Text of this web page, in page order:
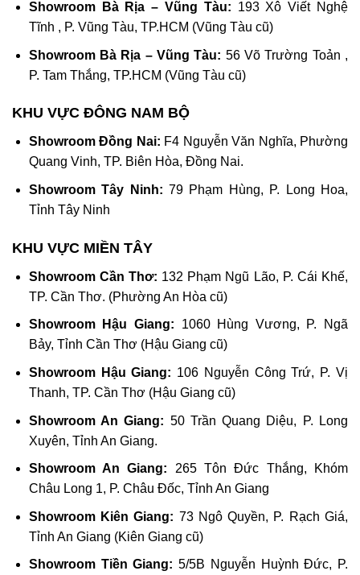
Showroom Bà Rịa – Vũng Tàu: 193 Xô Viết Nghệ
Tĩnh , P. Vũng Tàu, TP.HCM (Vũng Tàu cũ)
Showroom Bà Rịa – Vũng Tàu: 56 Võ Trường Toản ,
P. Tam Thắng, TP.HCM (Vũng Tàu cũ)
KHU VỰC ĐÔNG NAM BỘ
Showroom Đồng Nai: F4 Nguyễn Văn Nghĩa, Phường
Quang Vinh, TP. Biên Hòa, Đồng Nai.
Showroom Tây Ninh: 79 Phạm Hùng, P. Long Hoa,
Tỉnh Tây Ninh
KHU VỰC MIỀN TÂY
Showroom Cần Thơ: 132 Phạm Ngũ Lão, P. Cái Khế,
TP. Cần Thơ. (Phường An Hòa cũ)
Showroom Hậu Giang: 1060 Hùng Vương, P. Ngã
Bảy, Tỉnh Cần Thơ (Hậu Giang cũ)
Showroom Hậu Giang: 106 Nguyễn Công Trứ, P. Vị
Thanh, TP. Cần Thơ (Hậu Giang cũ)
Showroom An Giang: 50 Trần Quang Diệu, P. Long
Xuyên, Tỉnh An Giang.
Showroom An Giang: 265 Tôn Đức Thắng, Khóm
Châu Long 1, P. Châu Đốc, Tỉnh An Giang
Showroom Kiên Giang: 73 Ngô Quyền, P. Rạch Giá,
Tỉnh An Giang (Kiên Giang cũ)
Showroom Tiền Giang: 5/5B Nguyễn Huỳnh Đức, P.